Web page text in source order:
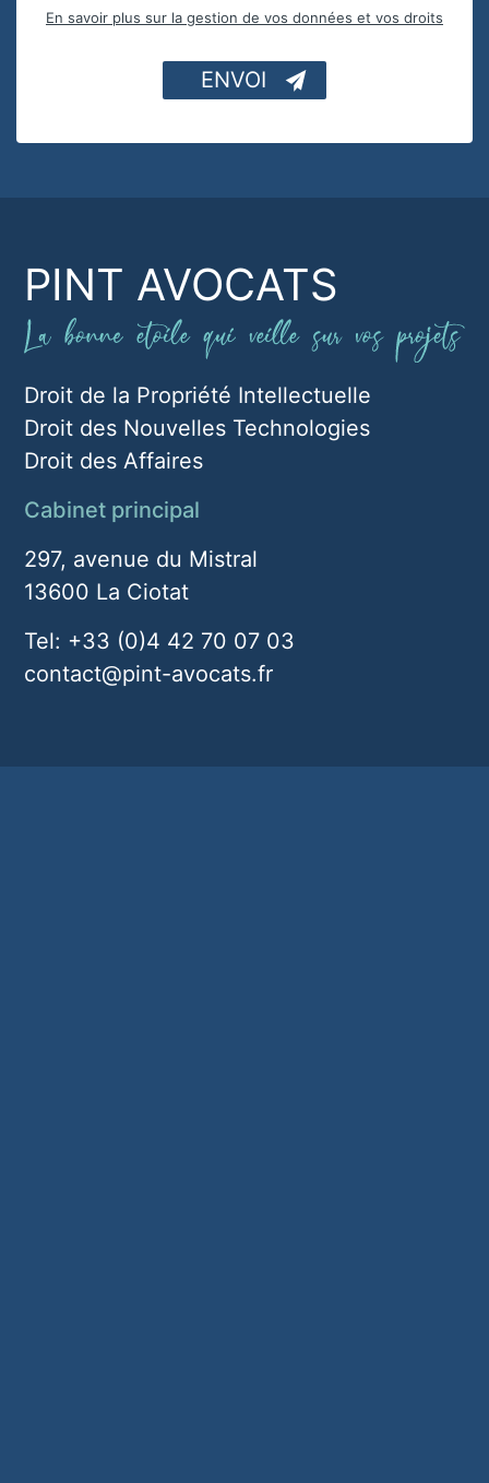
PINT AVOCATS
Droit de la Propriété Intellectuelle
Droit des Nouvelles Technologies
Droit des Affaires
Cabinet principal
297, avenue du Mistral
13600 La Ciotat
Tel: +33 (0)4 42 70 07 03
contact@pint-avocats.fr
En savoir plus sur la gestion de vos données et vos droits
ENVOI